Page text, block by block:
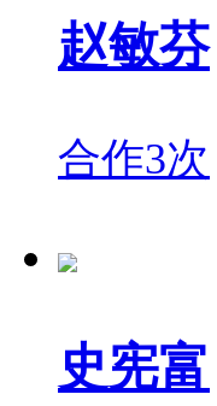
赵敏芬
合作3次
史宪富